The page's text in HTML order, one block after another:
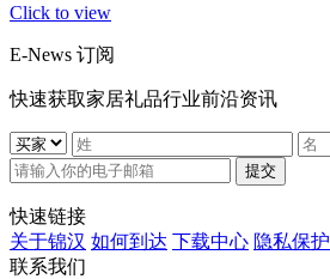
Click to view
E-News 订阅
快速获取家居礼品行业前沿资讯
提交
快速链接
关于锦汉 如何到达 下载中心 隐私保护
联系我们